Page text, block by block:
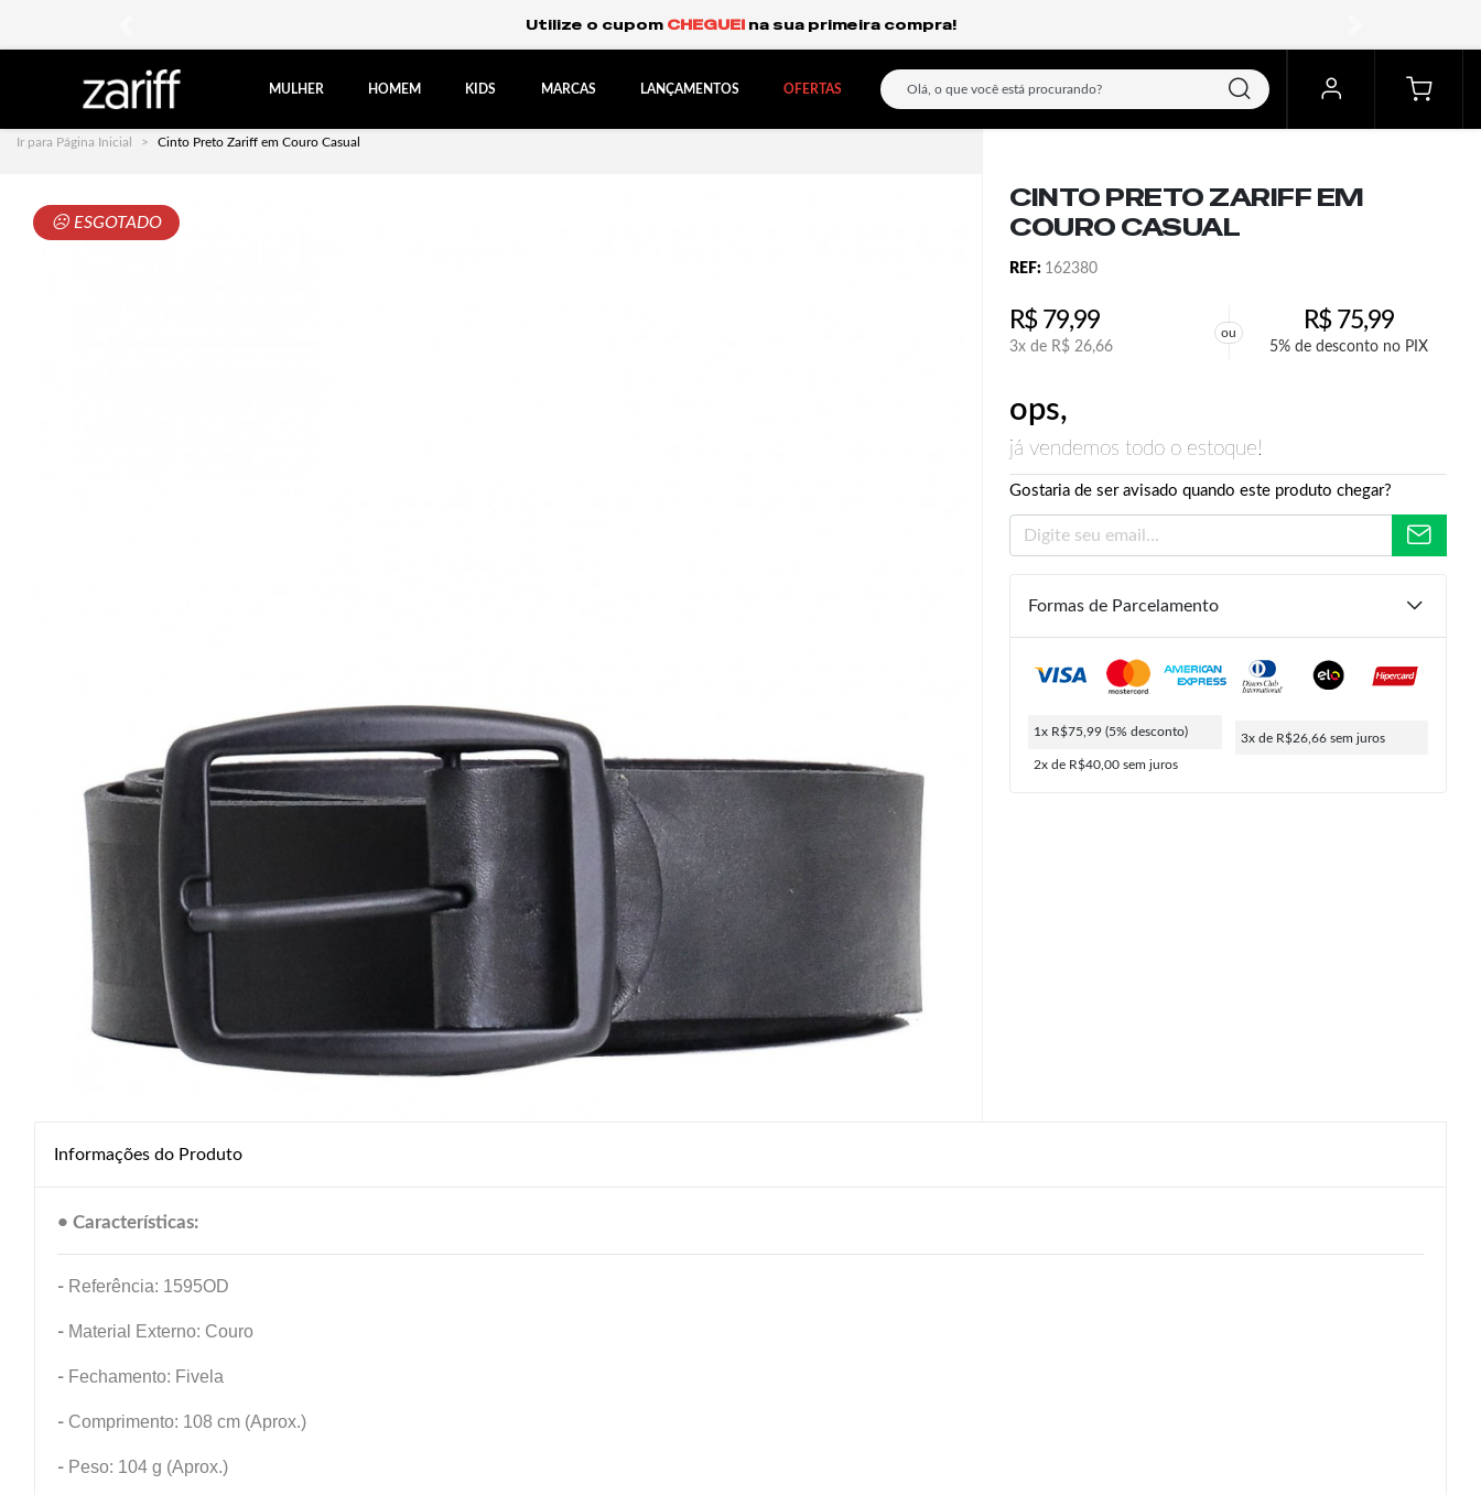
Frete Grátis Expresso para o Sul e São Paulo.
MULHER HOMEM KIDS MARCAS LANÇAMENTOS OFERTAS
Ir para Página Inicial Cinto Preto Zariff em Couro Casual
☹ ESGOTADO
CINTO PRETO ZARIFF EM
COURO CASUAL
REF: 162380
R$79,99
3x de R$ 26,66
ou R$75,99
5% de desconto no PIX
ops,
já vendemos todo o estoque!
Gostaria de ser avisado quando este produto chegar?
3x de R$26,66
75,99
Formas de Parcelamento
1x R$75,99 (5% desconto)
2x de R$40,00 sem juros
3x de R$26,66 sem juros
Informações do Produto
• Características:
- Referência: 1595OD
- Material Externo: Couro
- Fechamento: Fivela
- Comprimento: 108 cm (Aprox.)
- Peso: 104 g (Aprox.)